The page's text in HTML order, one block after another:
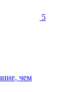
5
чем